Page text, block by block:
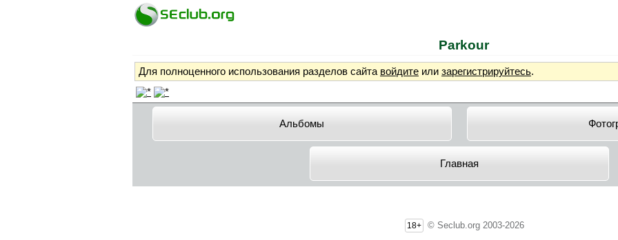
Parkour
Для полноценного использования разделов сайта войдите или зарегистрируйтесь.
Альбомы
Главная
18+ © Seclub.org 2003-2026